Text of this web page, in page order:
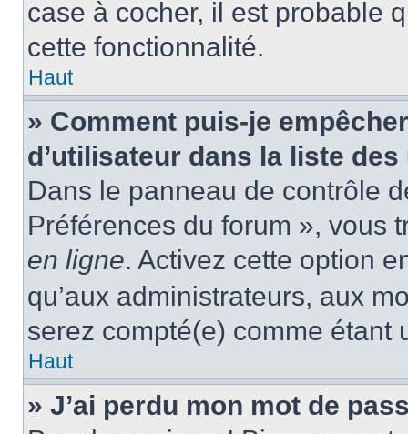
case à cocher, il est probable
cette fonctionnalité.
Haut
» Comment puis-je
d’utilisateur dans la liste
Dans le panneau de contrôle
Préférences du forum », vous
en ligne. Activez cette option
qu’aux administrateurs, aux
serez compté(e) comme étant
Haut
» J’ai perdu mon mot de